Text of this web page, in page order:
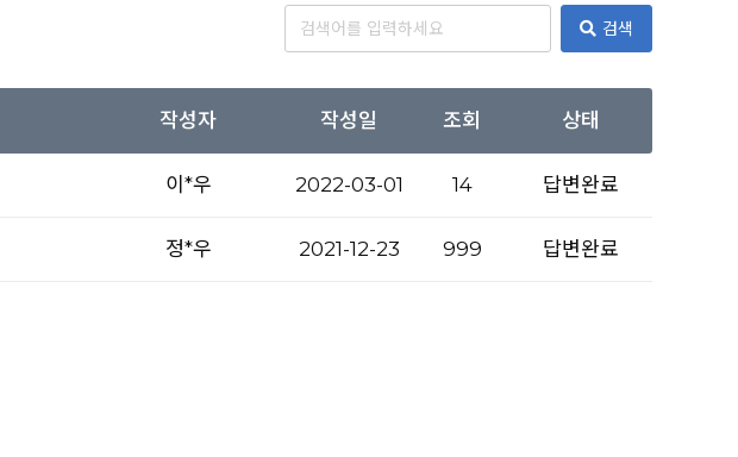
검색
작성자 작성일 조회 상태
이*우 2022-03-01 14 답변완료
정*우 2021-12-23 999 답변완료